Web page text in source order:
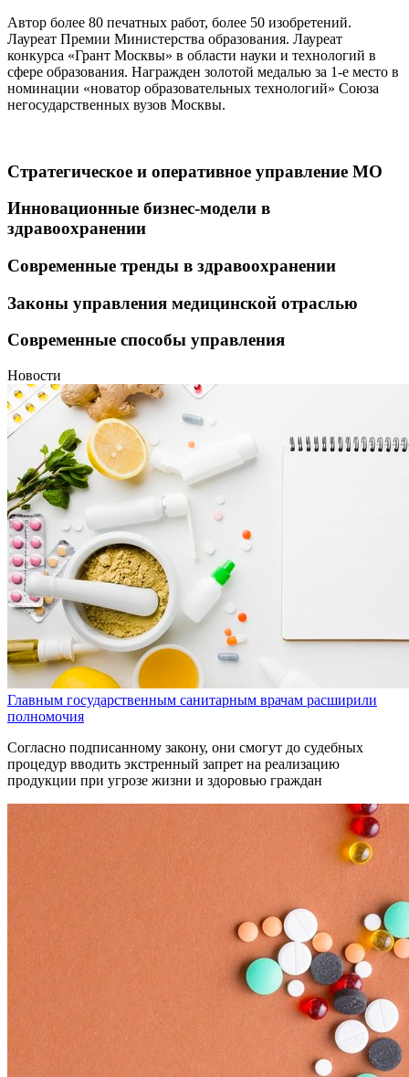
Автор более 80 печатных работ, более 50 изобретений.
Лауреат Премии Министерства образования. Лауреат
конкурса «Грант Москвы» в области науки и технологий в
сфере образования. Награжден золотой медалью за 1-е место в
номинации «новатор образовательных технологий» Союза
негосударственных вузов Москвы.
Стратегическое и оперативное управление МО
Инновационные бизнес-модели в
здравоохранении
Современные тренды в здравоохранении
Законы управления медицинской отраслью
Современные способы управления
Новости
Главным государственным санитарным врачам расширили
полномочия
Согласно подписанному закону, они смогут до судебных
процедур вводить экстренный запрет на реализацию
продукции при угрозе жизни и здоровью граждан